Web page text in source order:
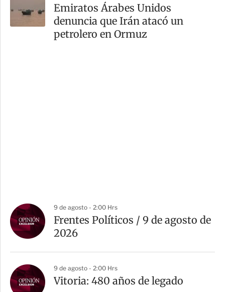
Emiratos Árabes Unidos
denuncia que Irán atacó un
petrolero en Ormuz
9 de agosto - 2:00 Hrs
Frentes Políticos / 9 de agosto de
2026
9 de agosto - 2:00 Hrs
Vitoria: 480 años de legado